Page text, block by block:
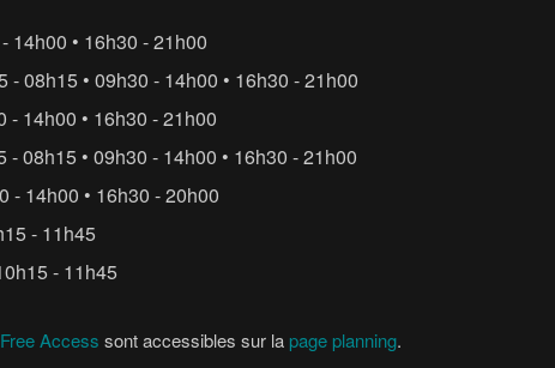
14h00 • 16h30 - 21h00
- 08h15 • 09h30 - 14h00 • 16h30 - 21h00
- 14h00 • 16h30 - 21h00
- 08h15 • 09h30 - 14h00 • 16h30 - 21h00
- 14h00 • 16h30 - 20h00
- 11h45
- 11h45
Free Access sont accessibles sur la page planning.